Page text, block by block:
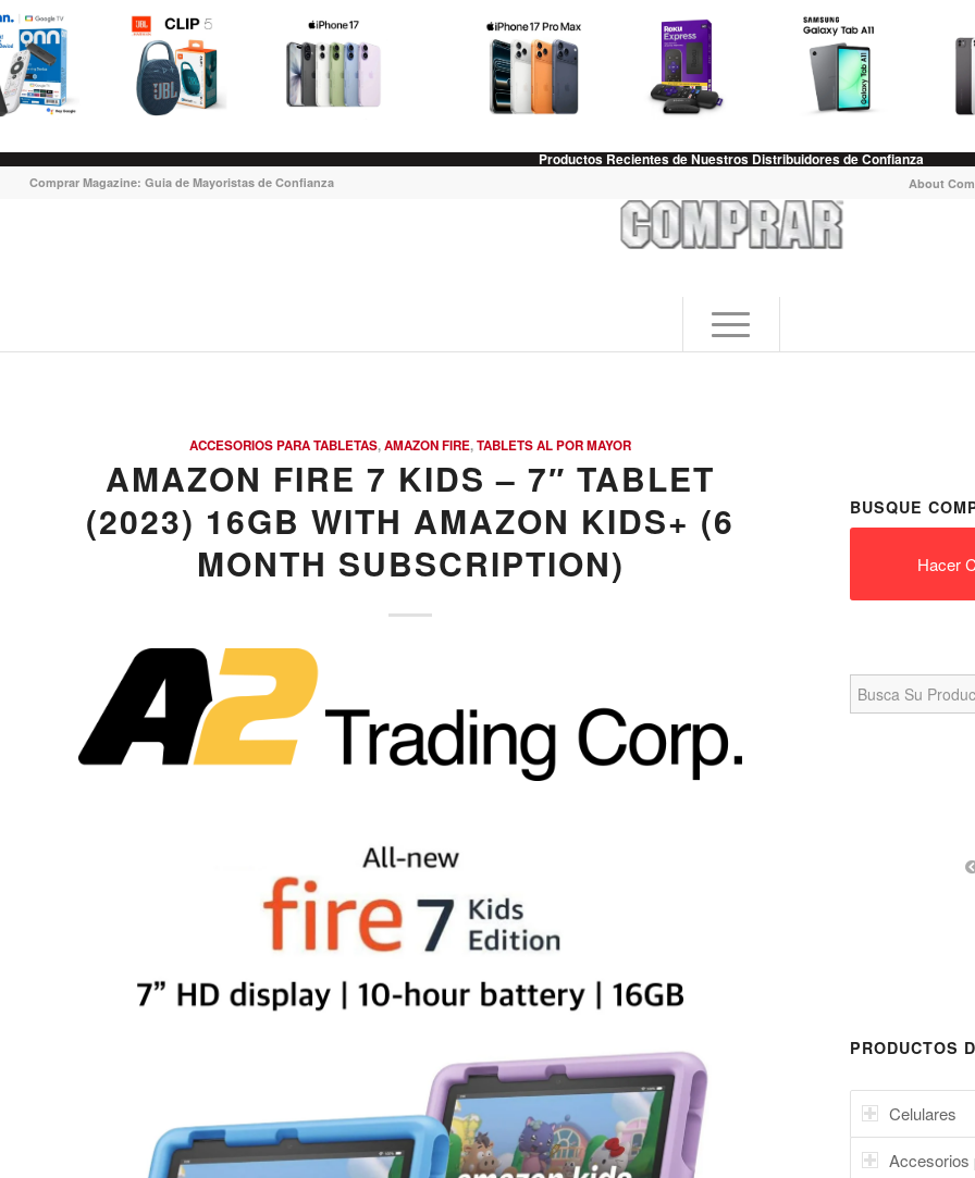
Productos Recientes de Nuestros Distribuidores de Confianza
About
Comprar Magazine: Guia de Mayoristas de Confianza
ACCESORIOS PARA TABLETAS,AMAZON FIRE,TABLETS AL POR MAYOR
AMAZON FIRE 7 KIDS – 7″ TABLET
(2023) 16GB WITH AMAZON KIDS+ (6
MONTH SUBSCRIPTION)
BUSQUE
Hacer
Search
for:
PRODUCTOS
Celulares
Accesorios